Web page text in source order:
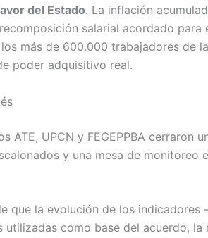
del Estado. La inflación
salarial acordado para
más de 600.000 trabajadores de la
poder adquisitivo real.
UPCN y FEGEPPBA cerraron
y una mesa de monitoreo
que la evolución de los indicadores
como base del acuerdo, la